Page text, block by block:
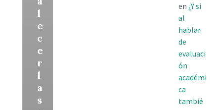
l
e
c
e
r
l
a
s
en ¿Y si
al
hablar
de
evaluaci
ón
académi
ca
tambié